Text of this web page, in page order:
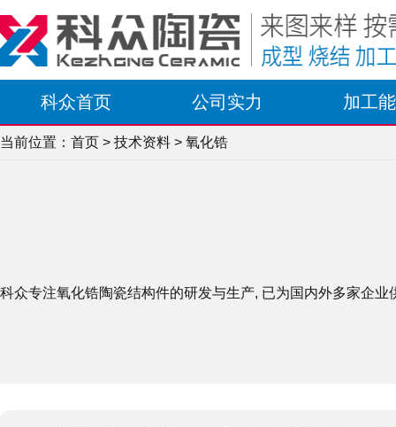
科众首页 公司实力 加工
当前位置： 首页 > 技术资料 > 氧化锆
科众专注氧化锆陶瓷结构件的研发与生产, 已为国内外多家企